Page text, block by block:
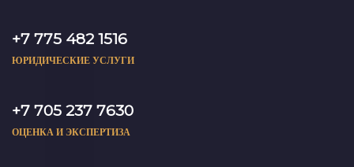
+7 775 482 1516
ЮРИДИЧЕСКИЕ УСЛУГИ
+7 705 237 7630
ОЦЕНКА И ЭКСПЕРТИЗА